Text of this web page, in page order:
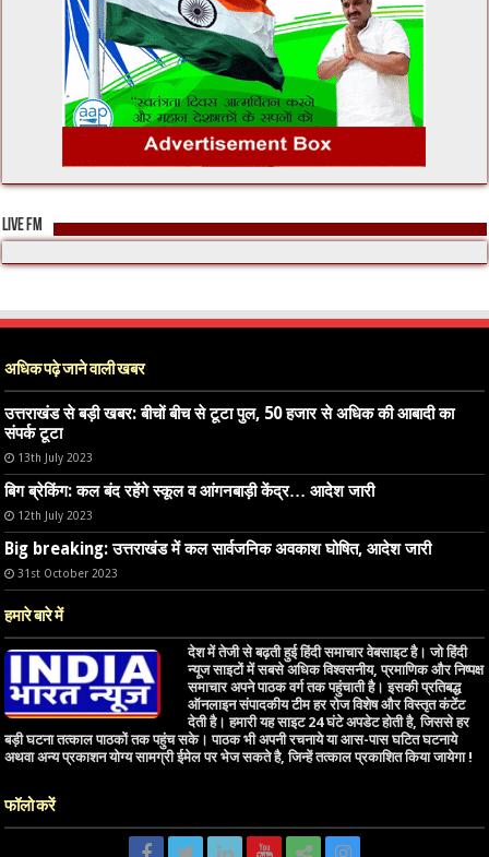
LIVE FM
अधिक पढ़े जाने वाली खबर
उत्तराखंड से बड़ी खबर: बीचों बीच से टूटा पुल, 50 हजार से अधिक की आबादी का
संपर्क टूटा
13th July 2023
बिग ब्रेकिंग: कल बंद रहेंगे स्कूल व आंगनबाड़ी केंद्र… आदेश जारी
12th July 2023
Big breaking: उत्तराखंड में कल सार्वजनिक अवकाश घोषित, आदेश जारी
31st October 2023
हमारे बारे में
देश में तेजी से बढ़ती हुई हिंदी समाचार वेबसाइट है। जो हिंदी
न्यूज साइटों में सबसे अधिक विश्वसनीय, प्रमाणिक और निष्पक्ष
समाचार अपने पाठक वर्ग तक पहुंचाती है। इसकी प्रतिबद्ध
ऑनलाइन संपादकीय टीम हर रोज विशेष और विस्तृत कंटेंट
देती है। हमारी यह साइट 24 घंटे अपडेट होती है, जिससे हर
बड़ी घटना तत्काल पाठकों तक पहुंच सके। पाठक भी अपनी रचनाये या आस-पास घटित घटनाये
अथवा अन्य प्रकाशन योग्य सामग्री ईमेल पर भेज सकते है, जिन्हें तत्काल प्रकाशित किया जायेगा !
फॉलो करें